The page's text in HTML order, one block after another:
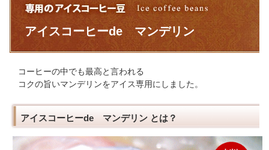
アイスコーヒーde マンデリン
コーヒーの中でも最高と言われる
コクの旨いマンデリンをアイス専用にしました。
アイスコーヒーde マンデリン とは？